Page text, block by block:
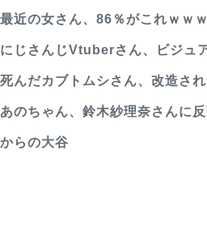
最近の女さん、86％がこれｗｗ
にじさんじVtuberさん、ビジュ
死んだカブトムシさん、改造さ
あのちゃん、鈴木紗理奈さんに
らの大谷